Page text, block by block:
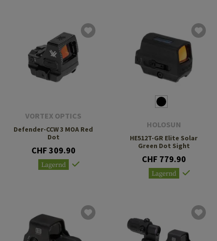
VORTEX OPTICS
Defender-CCW 3 MOA Red
Dot
CHF 309.90
Lagernd
HOLOSUN
HE512T-GR Elite Solar
Green Dot Sight
CHF 779.90
Lagernd